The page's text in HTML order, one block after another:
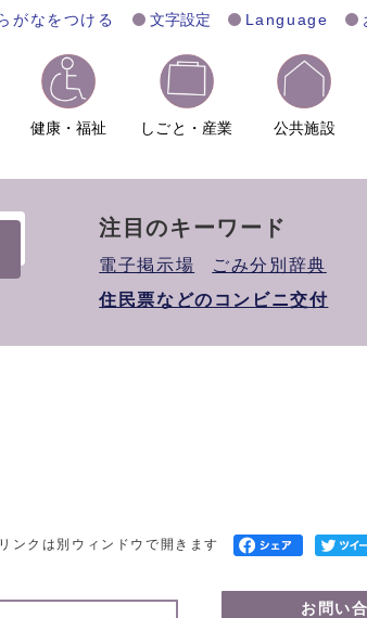
がなをつける 文字設定 Language
健康・福祉 しごと・産業 公共施設
注目のキーワード
電子掲示場
ごみ分別辞典
住民票などのコンビニ交付
ンクは別ウィンドウで開きます
お問い